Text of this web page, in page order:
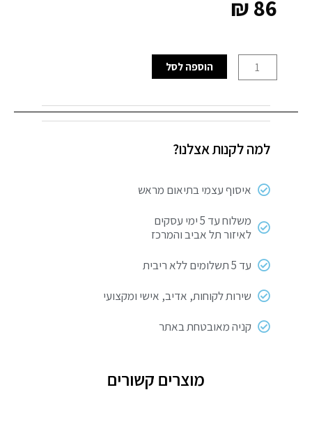
₪86
של
אסלה
ליפסקי
הוספה לסל
למה לקנות אצלנו?
איסוף עצמי בתיאום מראש
משלוח עד 5 ימי עסקים
לאיזור תל אביב והמרכז
עד 5 תשלומים ללא ריבית
שירות לקוחות, אדיב, אישי ומקצועי
קניה מאובטחת באתר
מוצרים קשורים